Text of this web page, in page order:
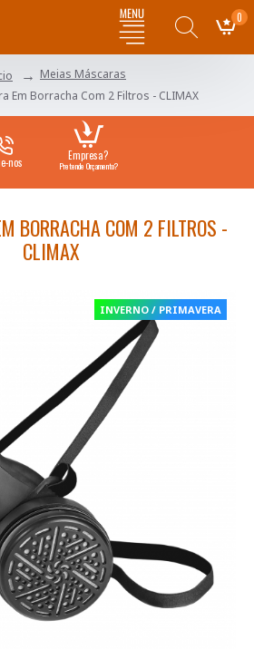
0
Meias Máscaras
Em Borracha Com 2 Filtros - CLIMAX
nos Empresa?
Pretende Orçamento?
BORRACHA COM 2 FILTROS -
CLIMAX
INVERNO / PRIMAVERA